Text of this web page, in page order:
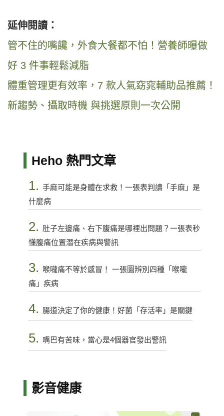
延伸閱讀：
管不住的嘴饞，外食大餐都不怕！營養師曝做
好 3 件事輕鬆減脂
體重管理更有效率，7 款人氣窈窕輔助品推薦！
新趨勢、攝取時機 與挑選原則一次公開
Heho 熱門文章
1. 手麻可能是身體在求救！一張表判讀「手麻」是
什麼病
2. 肚子左邊痛、右下腹痛是哪裡出問題？一張表秒
懂腹痛位置潛在疾病與警訊
3.
喉嚨痛不等於感冒！ 一張圖辨別四種「喉嚨
痛」疾病
4. 腸道決定了你的健康！好菌「存活率」是關鍵
5. 嘴巴有苦味，當心是4個器官發出警訊
影音健康